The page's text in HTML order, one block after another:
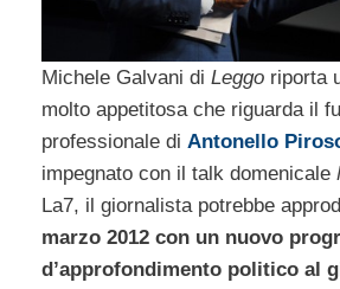
Michele Galvani di Leggo riporta
molto appetitosa che riguarda il
professionale di Antonello
impegnato con il talk domenicale
La7, il giornalista potrebbe
marzo 2012 con un nuovo
d’approfondimento politico al